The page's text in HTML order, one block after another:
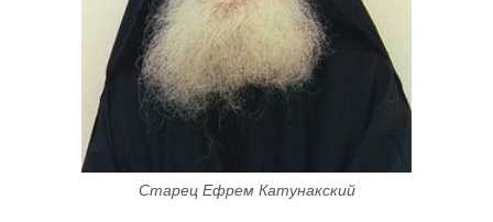
Старец Ефрем Катунакский